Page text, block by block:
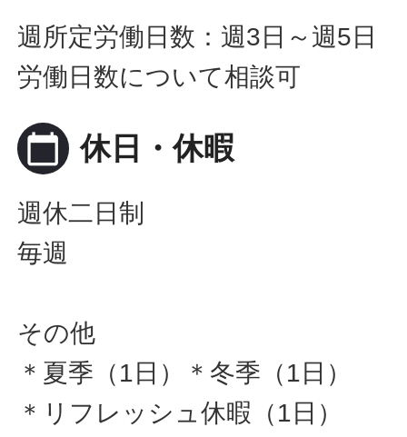
週所定労働日数：週3日～週5日
労働日数について相談可
calendar_today 休日・休暇
週休二日制
毎週
その他
＊夏季（1日）＊冬季（1日）
＊リフレッシュ休暇（1日）